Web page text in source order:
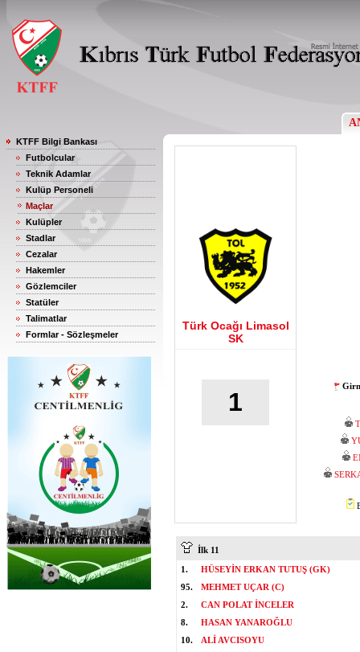
KTFF Bilgi Bankası
Futbolcular
Teknik Adamlar
Kulüp Personeli
Maçlar
Kulüpler
Stadlar
Cezalar
Hakemler
Gözlemciler
Statüler
Talimatlar
Formlar - Sözleşmeler
Türk Ocağı Limasol
SK
1
İlk 11
1.
HÜSEYİN ERKAN TUTUŞ (GK)
95.
MEHMET UÇAR (C)
2.
CAN POLAT İNCELER
8.
HASAN YANAROĞLU
10.
ALİ AVCISOYU